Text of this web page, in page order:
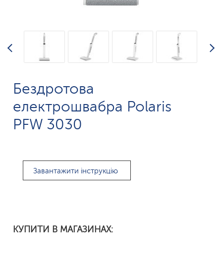
Бездротова
електрошвабра Polaris
PFW 3030
Завантажити інструкцію
КУПИТИ В МАГАЗИНАХ: